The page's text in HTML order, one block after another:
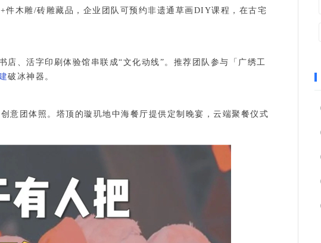
件木雕/砖雕藏品， 企业团队可预约非遗通草画DIY课程 ，在古宅
店、活字印刷体验馆串联成“文化动线”。推荐团队参与「广绣工
破冰神器。
意团体照。塔顶的璇玑地中海餐厅提供定制晚宴，云端聚餐仪式